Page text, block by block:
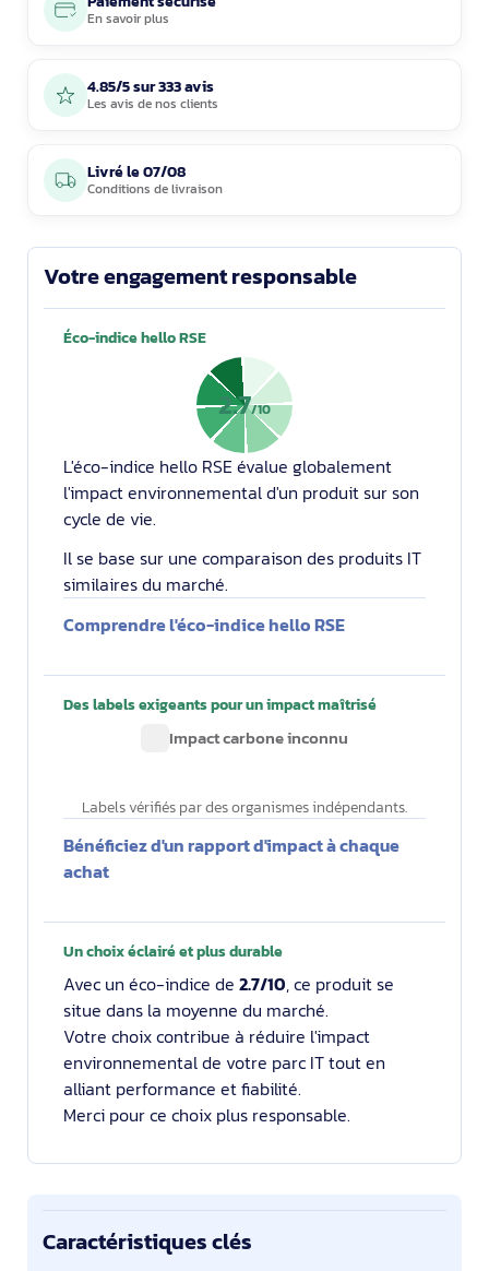
En savoir plus
4.85/5 sur 333 avis
Les avis de nos clients
Livré le07/08
Conditions de livraison
Votre engagement responsable
Éco-indice hello RSE
2.7/10
L'éco-indice hello RSE évalue globalement
l'impact environnemental d'un produit sur son
cycle de vie.
Il se base sur une comparaison des produits IT
similaires du marché.
Comprendre l'éco-indice hello RSE
Des labels exigeants pour un impact maîtrisé
Impact carbone inconnu
Labels vérifiés par des organismes indépendants.
Bénéficiez d'un rapport d'impact à chaque
achat
Un choix éclairé et plus durable
Avec un éco-indice de 2.7/10, ce produit se
situe dans la moyenne du marché.
Votre choix contribue à réduire l'impact
environnemental de votre parc IT tout en
alliant performance et fiabilité.
Merci pour ce choix plus responsable.
Caractéristiques clés